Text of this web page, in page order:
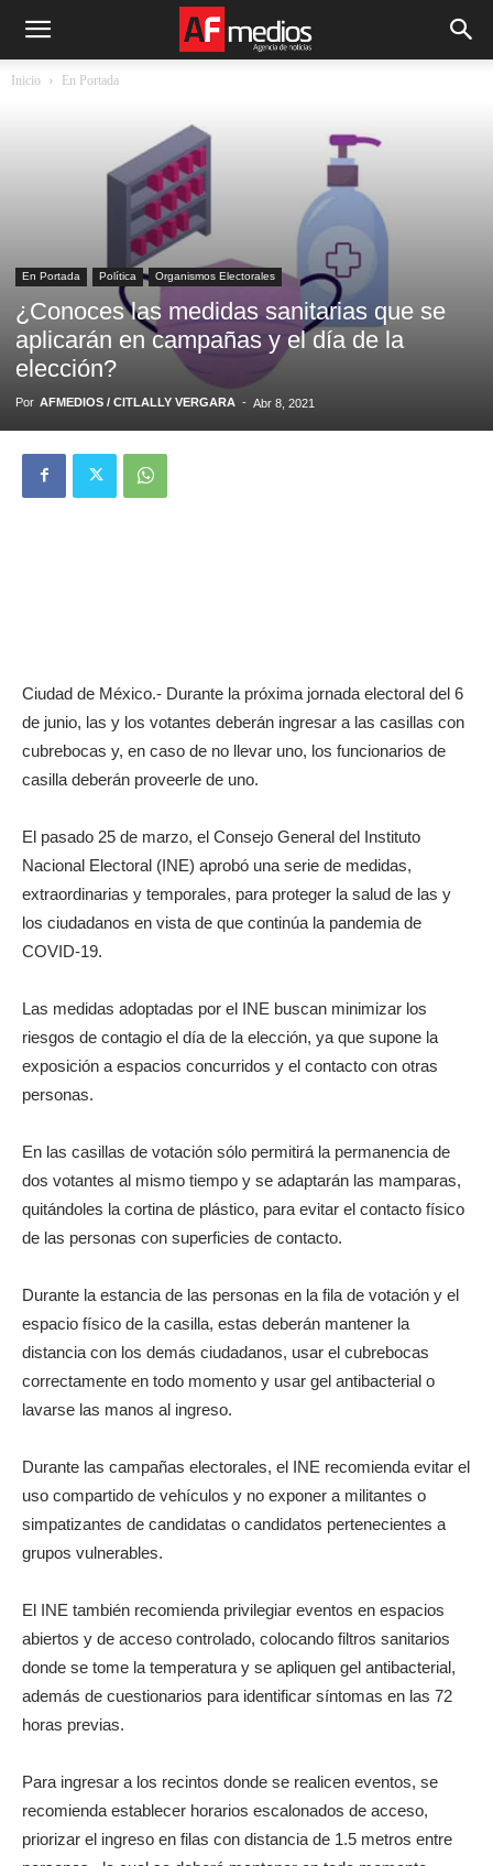
Inicio En Portada
En Portada Política Organismos Electorales
¿Conoces las medidas sanitarias que se
aplicarán en campañas y el día de la
elección?
Por AFMEDIOS / CITLALLY VERGARA - Abr 8, 2021
Ciudad de México.- Durante la próxima jornada electoral del 6
de junio, las y los votantes deberán ingresar a las casillas con
cubrebocas y, en caso de no llevar uno, los funcionarios de
casilla deberán proveerle de uno.
El pasado 25 de marzo, el Consejo General del Instituto
Nacional Electoral (INE) aprobó una serie de medidas,
extraordinarias y temporales, para proteger la salud de las y
los ciudadanos en vista de que continúa la pandemia de
COVID-19.
Las medidas adoptadas por el INE buscan minimizar los
riesgos de contagio el día de la elección, ya que supone la
exposición a espacios concurridos y el contacto con otras
personas.
En las casillas de votación sólo permitirá la permanencia de
dos votantes al mismo tiempo y se adaptarán las mamparas,
quitándoles la cortina de plástico, para evitar el contacto físico
de las personas con superficies de contacto.
Durante la estancia de las personas en la fila de votación y el
espacio físico de la casilla, estas deberán mantener la
distancia con los demás ciudadanos, usar el cubrebocas
correctamente en todo momento y usar gel antibacterial o
lavarse las manos al ingreso.
Durante las campañas electorales, el INE recomienda evitar el
uso compartido de vehículos y no exponer a militantes o
simpatizantes de candidatas o candidatos pertenecientes a
grupos vulnerables.
El INE también recomienda privilegiar eventos en espacios
abiertos y de acceso controlado, colocando filtros sanitarios
donde se tome la temperatura y se apliquen gel antibacterial,
además de cuestionarios para identificar síntomas en las 72
horas previas.
Para ingresar a los recintos donde se realicen eventos, se
recomienda establecer horarios escalonados de acceso,
priorizar el ingreso en filas con distancia de 1.5 metros entre